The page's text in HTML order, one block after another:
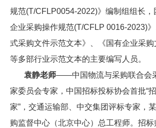
规范(T/CFLP0054-2022)》编制组组长
企业采购操作规范(T/CFLP 0016-2023)
式采购文件示范文本》、《国有企业采购
等多部行业示范文本的主要编写人员。
袁静老师——中国物流与采购联合会
家委员会专家，中国招标投标协会首批“
家”，交通运输部、中交集团评标专家，
购监督中心（北京中心）总工程师。招